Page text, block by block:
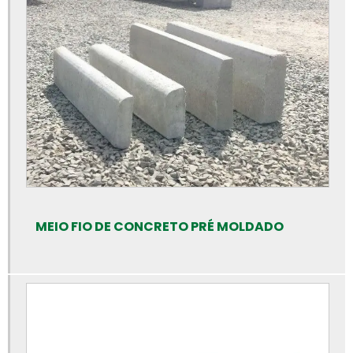
Bloquete para calçada
Bloquete para calçamento
Bloquete de cimento para calçada
Bloquete de concreto para calçada
Bloquete intertravado de concreto
Bloquetes para calçamento preço
Bloquetes de concreto para piso
MEIO FIO DE CONCRETO PRÉ MOLDADO